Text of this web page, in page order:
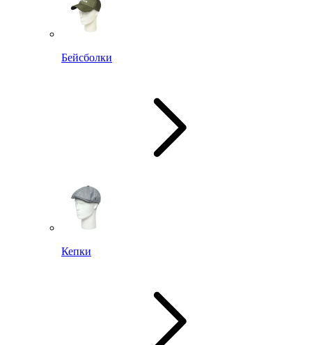
Бейсболки
Кепки